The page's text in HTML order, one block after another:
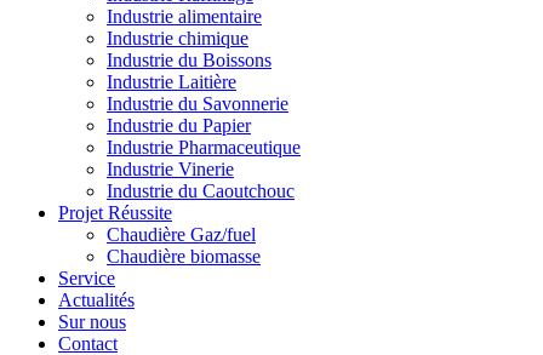
Industrie alimentaire
Industrie chimique
Industrie du Boissons
Industrie Laitière
Industrie du Savonnerie
Industrie du Papier
Industrie Pharmaceutique
Industrie Vinerie
Industrie du Caoutchouc
Projet Réussite
Chaudière Gaz/fuel
Chaudière biomasse
Service
Actualités
Sur nous
Contact